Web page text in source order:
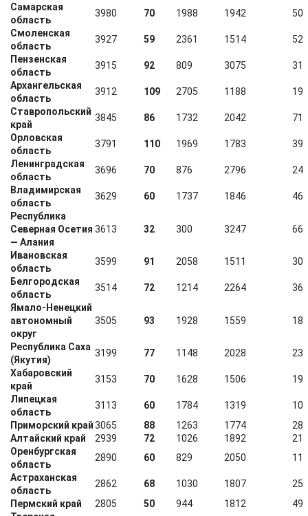
Самарская
область
3980 70 1988 1942
50
Смоленская
область
3927 59 2361 1514
52
Пензенская
область
3915 92 809 3075
31
Архангельская
область
3912 109 2705 1188
19
Ставропольский
край
3845 86 1732 2042
71
Орловская
область
3791 110 1969 1783
39
Ленинградская
область
3696 70 876 2796
24
Владимирская
область
3629 60 1737 1846
46
Республика
Северная Осетия
— Алания
3613 32 300 3247 66
Ивановская
область
3599 91 2058 1511
30
Белгородская
область
3514 72 1214 2264
36
Ямало-Ненецкий
автономный
округ
3505 93 1928 1559 18
Республика Саха
(Якутия)
3199 77 1148 2028
23
Хабаровский
край
3153 70 1628 1506
19
Липецкая
область
3113 60 1784 1319
10
Приморский край3065 88 1263 1774
28
Алтайский край
2939 72 1026 1892
21
Оренбургская
область
2890 60 829 2050
11
Астраханская
область
2862 68 1030 1807
25
Пермский край
2805 50 944 1812
49